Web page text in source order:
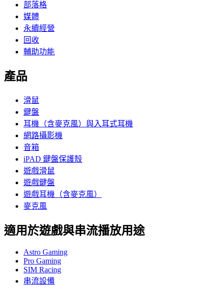
部落格
媒體
永續經營
回收
輔助功能
產品
滑鼠
鍵盤
耳機（含麥克風）與入耳式耳機
網路攝影機
音箱
iPAD 鍵盤保護殼
遊戲滑鼠
遊戲鍵盤
遊戲耳機（含麥克風）
麥克風
適用於遊戲與串流播放用途
Astro Gaming
Pro Gaming
SIM Racing
串流設備